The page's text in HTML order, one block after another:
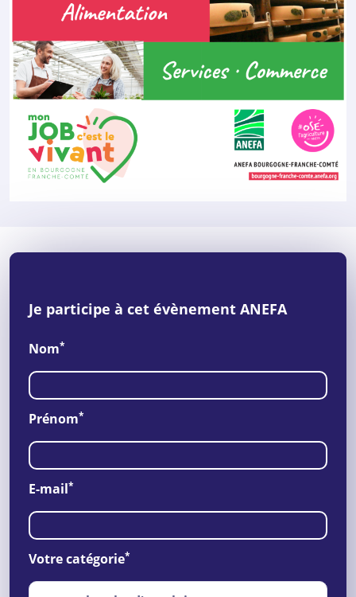
Je participe à cet évènement ANEFA
Nom*
Prénom*
E-mail*
Votre catégorie*